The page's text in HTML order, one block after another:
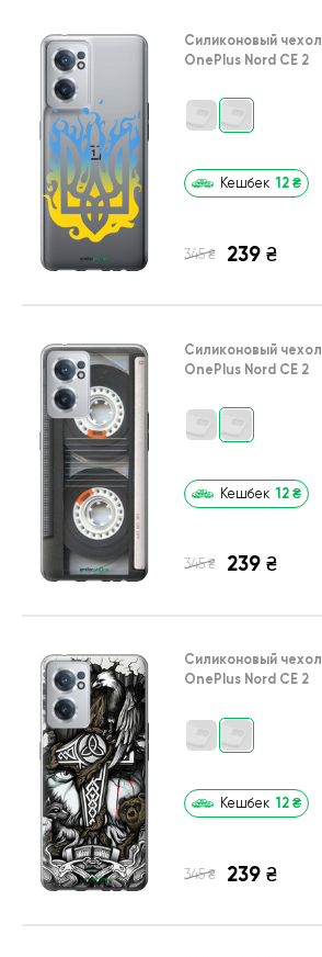
Силиконовый чехол
OnePlus Nord CE 2
Кешбек 12 ₴
345 ₴ 239 ₴
Силиконовый чехол
OnePlus Nord CE 2
Кешбек 12 ₴
345 ₴ 239 ₴
Силиконовый чехол
OnePlus Nord CE 2
Кешбек 12 ₴
345 ₴ 239 ₴